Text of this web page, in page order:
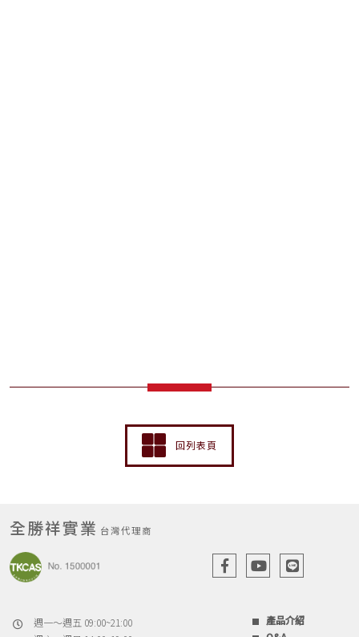
回列表頁
全勝祥實業 台灣代理商
週一～週五 09:00~21:00
產品介紹